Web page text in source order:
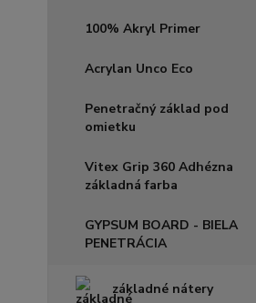
100% Akryl Primer
Acrylan Unco Eco
Penetračný základ pod
omietku
Vitex Grip 360 Adhézna
základná farba
GYPSUM BOARD - BIELA
PENETRÁCIA
základné nátery